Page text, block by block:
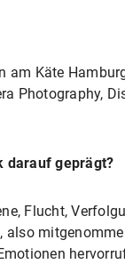
am Käte
Photography,
darauf geprägt?
Flucht,